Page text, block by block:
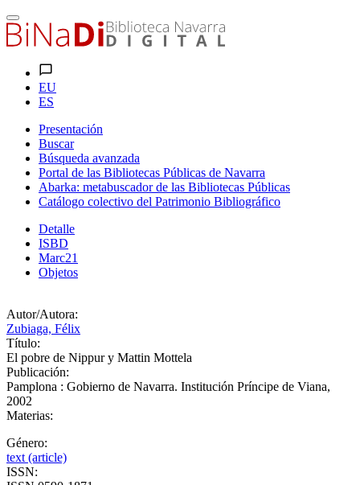
EU
ES
Presentación
Buscar
Búsqueda avanzada
Portal de las Bibliotecas Públicas de Navarra
Abarka: metabuscador de las Bibliotecas Públicas
Catálogo colectivo del Patrimonio Bibliográfico
Detalle
ISBD
Marc21
Objetos
Autor/Autora:
Zubiaga, Félix
Título:
El pobre de Nippur y Mattin Mottela
Publicación:
Pamplona : Gobierno de Navarra. Institución Príncipe de Viana,
2002
Materias:
Género:
text (article)
ISSN: